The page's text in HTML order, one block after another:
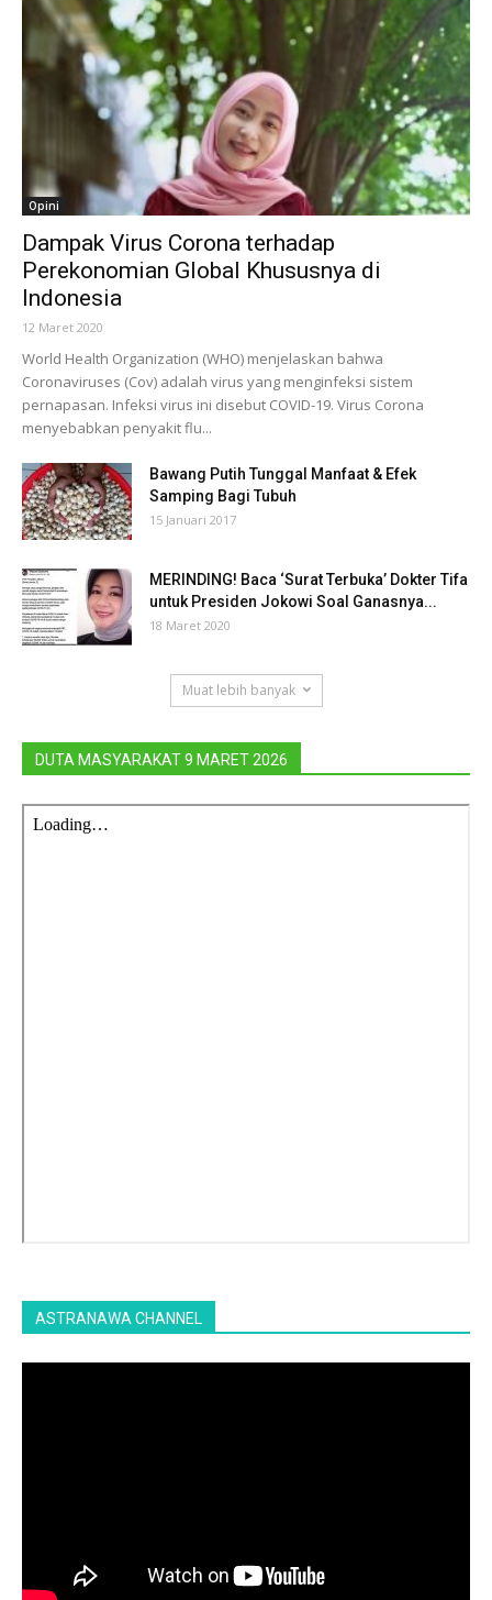
Opini
Dampak Virus Corona terhadap
Perekonomian Global Khususnya di
Indonesia
12 Maret 2020
World Health Organization (WHO) menjelaskan bahwa
Coronaviruses (Cov) adalah virus yang menginfeksi sistem
pernapasan. Infeksi virus ini disebut COVID-19. Virus Corona
menyebabkan penyakit flu...
Bawang Putih Tunggal Manfaat & Efek
Samping Bagi Tubuh
15 Januari 2017
MERINDING! Baca ‘Surat Terbuka’ Dokter Tifa
untuk Presiden Jokowi Soal Ganasnya...
18 Maret 2020
Muat lebih banyak
DUTA MASYARAKAT 9 MARET 2026
ASTRANAWA CHANNEL